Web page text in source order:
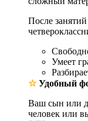
После
Умеет
☆Удобный
Ваш сын или
человек или